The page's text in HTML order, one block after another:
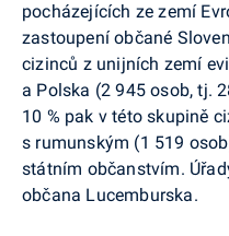
pocházejících ze zemí
zastoupení občané
cizinců z unijních zemí
a Polska (2 945 osob, tj.
10 % pak v této skupině
s rumunským (1 519
státním občanstvím.
občana Lucemburska.